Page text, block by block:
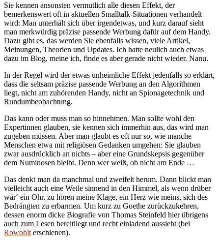
Sie kennen ansonsten vermutlich alle diesen Effekt, der
bemerkenswert oft in aktuellen Smalltalk-Situationen verhandelt
wird: Man unterhält sich über irgendetwas, und kurz darauf sieht
man merkwürdig präzise passende Werbung dafür auf dem Handy.
Dazu gibt es, das werden Sie ebenfalls wissen, viele Artikel,
Meinungen, Theorien und Updates. Ich hatte neulich auch etwas
dazu im Blog, meine ich, finde es aber gerade nicht wieder. Nanu.
In der Regel wird der etwas unheimliche Effekt jedenfalls so erklärt,
dass die seltsam präzise passende Werbung an den Algorithmen
liegt, nicht am zuhörenden Handy, nicht an Spionagetechnik und
Rundumbeobachtung.
Das kann oder muss man so hinnehmen. Man sollte wohl den
Expertinnen glauben, sie kennen sich immerhin aus, das wird man
zugeben müssen. Aber man glaubt es oft nur so, wie manche
Menschen etwa mit religiösen Gedanken umgehen: Sie glauben
zwar ausdrücklich an nichts – aber eine Grundskepsis gegenüber
dem Numinosen bleibt. Denn wer weiß, ob nicht am Ende …
Das denkt man da manchmal und zweifelt herum. Dann blickt man
vielleicht auch eine Weile sinnend in den Himmel, als wenn drüber
wär‘ ein Ohr, zu hören meine Klage, ein Herz wie meins, sich des
Bedrängten zu erbarmen. Um kurz zu Goethe zurückzukehren,
dessen enorm dicke Biografie von Thomas Steinfeld hier übrigens
auch zum Lesen bereitliegt und recht einladend aussieht (bei
Rowohlt erschienen).